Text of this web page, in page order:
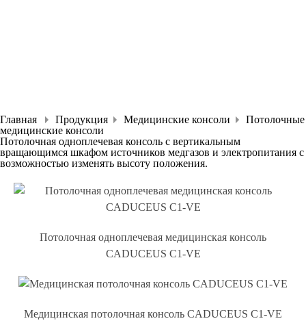
Главная Продукция Медицинские консоли
Потолочные
медицинские консоли
Потолочная одноплечевая консоль с вертикальным
вращающимся шкафом источников медгазов и электропитания с
возможностью изменять высоту положения.
Потолочная одноплечевая медицинская консоль
CADUCEUS C1-VE
Медицинская потолочная консоль CADUCEUS C1-VE